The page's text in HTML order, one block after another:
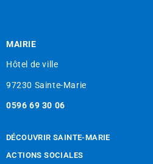
MAIRIE
Hôtel de ville
97230 Sainte-Marie
0596 69 30 06
DÉCOUVRIR SAINTE-MARIE
ACTIONS SOCIALES